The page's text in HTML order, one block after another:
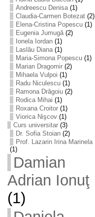
Andreescu Denisa(1)
Claudia-Carmen Botezat(2)
Elena-Cristina Popescu(1)
Eugenia Jumugă(2)
Ionela Iordan(1)
Laslău Diana(1)
Maria-Simona Popescu(1)
Marian Dragomir(2)
Mihaela Vulpoi (1)
Radu Niculescu(1)
Ramona Drăgoiu(2)
Rodica Mihai (1)
Roxana Croitor(1)
Viorica Nişcov(1)
Curs universitar(3)
Dr. Sofia Stoian(2)
Prof. Lazarin Irina Marinela
(1)
Damian
Adrian Ionuţ
(1)